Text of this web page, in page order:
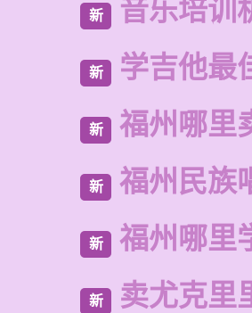
新 音乐培训
新 学吉他最
新 福州哪里
新 福州民族
新 福州哪里
新 卖尤克里